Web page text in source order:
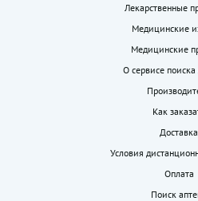
Лекарственные
Медицинские
Медицинские
О сервисе поиска
Как
Доставка
Условия
Оплата
Поиск